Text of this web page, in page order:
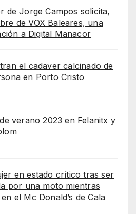
de Jorge Campos solicita,
de VOX Baleares, una
a Digital Manacor
el cadaver calcinado de
en Porto Cristo
verano 2023 en Felanitx y
en estado crítico tras ser
por una moto mientras
el Mc Donald’s de Cala